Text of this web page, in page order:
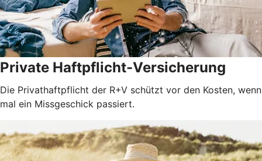
Private Haftpflicht-Versicherung
Die Privathaftpflicht der R+V schützt vor den Kosten, wenn
mal ein Missgeschick passiert.